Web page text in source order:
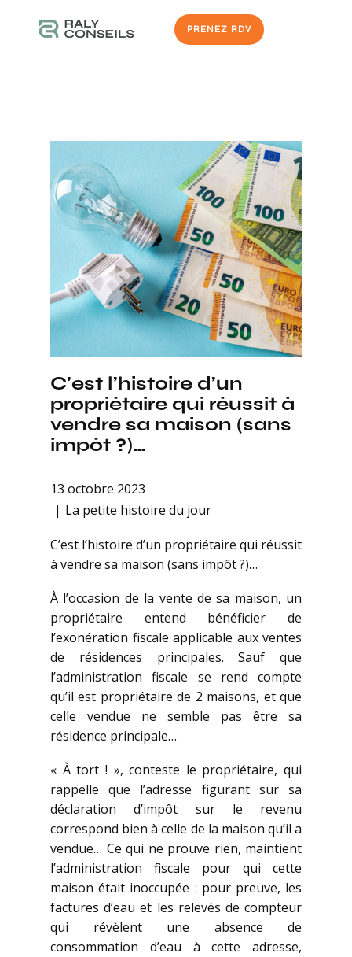
PRENEZ RDV
C’est l’histoire d’un
propriétaire qui réussit à
vendre sa maison (sans
impôt ?)…
13 octobre 2023
La petite histoire du jour
C’est l’histoire d’un propriétaire qui réussit
à vendre sa maison (sans impôt ?)…
À l’occasion de la vente de sa maison, un
propriétaire entend bénéficier de
l’exonération fiscale applicable aux ventes
de résidences principales. Sauf que
l’administration fiscale se rend compte
qu’il est propriétaire de 2 maisons, et que
celle vendue ne semble pas être sa
résidence principale…
« À tort ! », conteste le propriétaire, qui
rappelle que l’adresse figurant sur sa
déclaration d’impôt sur le revenu
correspond bien à celle de la maison qu’il a
vendue… Ce qui ne prouve rien, maintient
l’administration fiscale pour qui cette
maison était inoccupée : pour preuve, les
factures d’eau et les relevés de compteur
qui révèlent une absence de
consommation d’eau à cette adresse,